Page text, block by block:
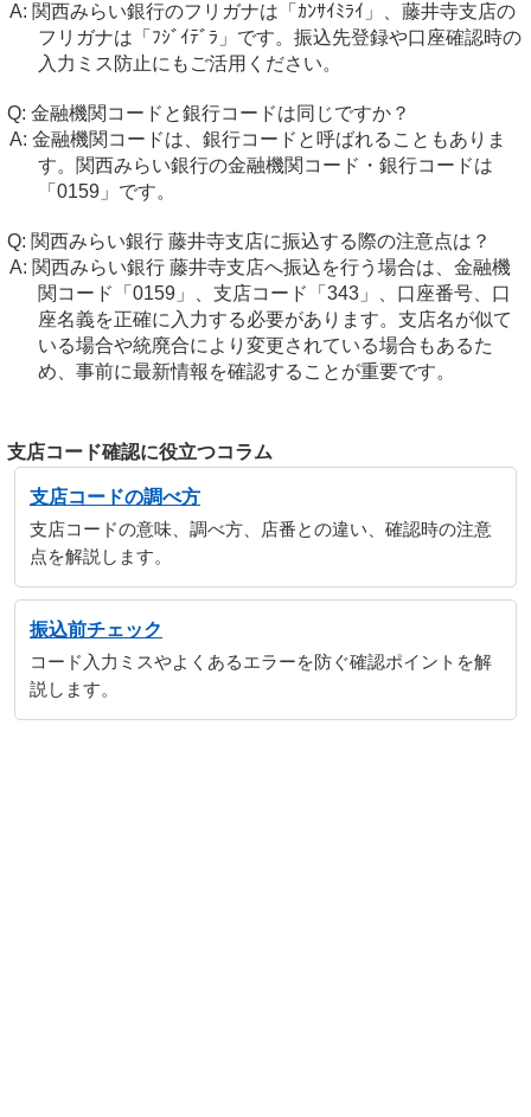
関西みらい銀行のフリガナは「ｶﾝｻｲﾐﾗｲ」、藤井寺支店の
フリガナは「ﾌｼﾞｲﾃﾞﾗ」です。振込先登録や口座確認時の
入力ミス防止にもご活用ください。
金融機関コードと銀行コードは同じですか？
金融機関コードは、銀行コードと呼ばれることもありま
す。関西みらい銀行の金融機関コード・銀行コードは
「0159」です。
関西みらい銀行 藤井寺支店に振込する際の注意点は？
関西みらい銀行 藤井寺支店へ振込を行う場合は、金融機
関コード「0159」、支店コード「343」、口座番号、口
座名義を正確に入力する必要があります。支店名が似て
いる場合や統廃合により変更されている場合もあるた
め、事前に最新情報を確認することが重要です。
支店コード確認に役立つコラム
支店コードの調べ方
支店コードの意味、調べ方、店番との違い、確認時の注意
点を解説します。
振込前チェック
コード入力ミスやよくあるエラーを防ぐ確認ポイントを解
説します。